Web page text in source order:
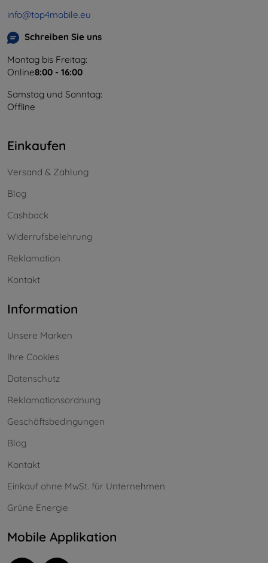
info@top4mobile.eu
Schreiben Sie uns
Montag bis Freitag:
Online8:00 - 16:00
Samstag und Sonntag:
Offline
Einkaufen
Versand & Zahlung
Blog
Cashback
Widerrufsbelehrung
Reklamation
Kontakt
Information
Unsere Marken
Ihre Cookies
Datenschutz
Reklamationsordnung
Geschäftsbedingungen
Blog
Kontakt
Einkauf ohne MwSt. für Unternehmen
Grüne Energie
Mobile Applikation